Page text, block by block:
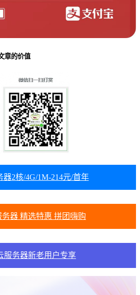
章的价值
器2核/4G/1M-214元/首年
务器 精选特惠 拼团嗨购
服务器新老用户专享